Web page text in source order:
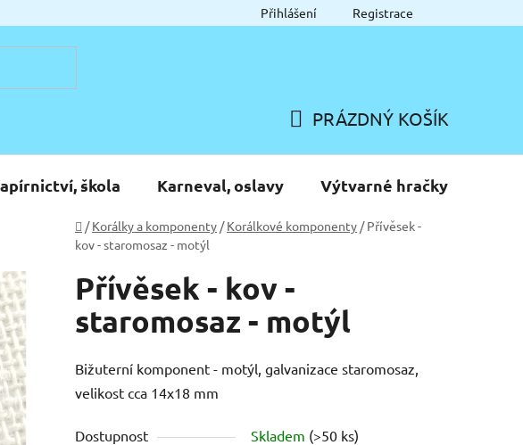
Přihlášení Registrace
KOŠÍK
PRÁZDNÝ KOŠÍK
škola Karneval, oslavy Výtvarné hračky
Domů
/ Korálky a komponenty / Korálkové komponenty / Přívěsek -
kov - staromosaz - motýl
Přívěsek - kov -
staromosaz - motýl
Bižuterní komponent - motýl, galvanizace staromosaz,
velikost cca 14x18 mm
Dostupnost Skladem (>50 ks)